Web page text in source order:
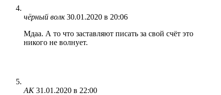
чёрный волк 30.01.2020 в 20:06
Мдаа. А то что заставляют писать за свой счёт это
никого не волнует.
АК 31.01.2020 в 22:00